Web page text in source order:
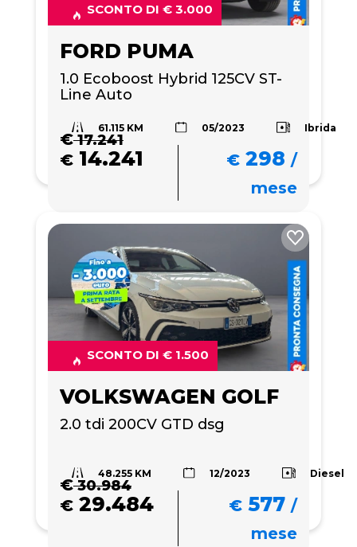
SCONTO DI € 3.000
FORD PUMA
1.0 Ecoboost Hybrid 125CV ST-
Line Auto
61.115 KM 05/2023 Ibrida
€17.241
€ 14.241 € 298 /
mese
SCONTO DI € 1.500
VOLKSWAGEN GOLF
2.0 tdi 200CV GTD dsg
48.255 KM 12/2023 Diesel
€30.984
€ 29.484 € 577 /
mese